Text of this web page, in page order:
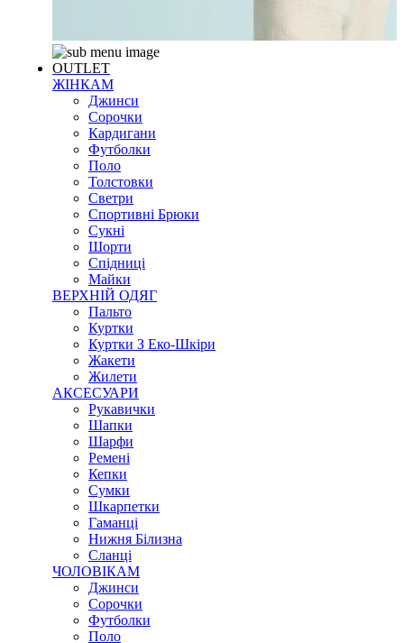
OUTLET
ЖІНКАМ
Джинси
Сорочки
Кардигани
Футболки
Поло
Толстовки
Светри
Спортивні Брюки
Сукні
Шорти
Спідниці
Майки
ВЕРХНІЙ ОДЯГ
Пальто
Куртки
Куртки З Еко-Шкіри
Жакети
Жилети
АКСЕСУАРИ
Рукавички
Шапки
Шарфи
Ремені
Кепки
Сумки
Шкарпетки
Гаманці
Нижня Білизна
Сланці
ЧОЛОВІКАМ
Джинси
Сорочки
Футболки
Поло